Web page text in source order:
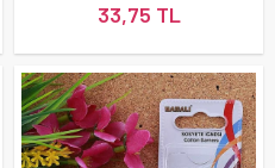
33,75 TL